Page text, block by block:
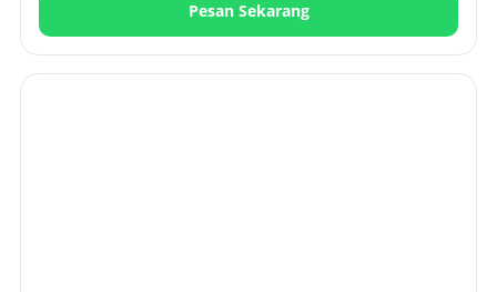
Pesan Sekarang